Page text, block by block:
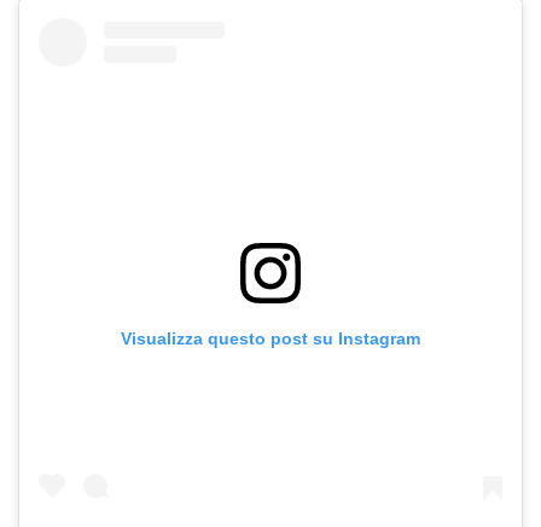
Visualizza questo post su Instagram